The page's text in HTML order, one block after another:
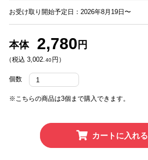
お受け取り開始予定日：2026年8月19日〜
本体 2,780 円
（税込 3,002. 40 円）
個数
※こちらの商品は3個まで購入できます。
カートに入れる